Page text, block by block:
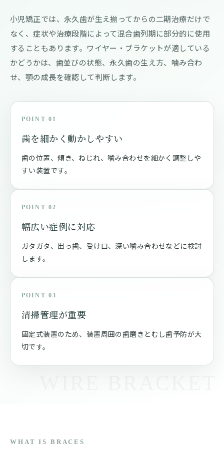
小児矯正では、永久歯が生え揃ってからの二期治療だけで
なく、症状や治療段階によって混合歯列期に部分的に使用
することもあります。ワイヤー・ブラケットが適している
かどうかは、歯並びの状態、永久歯の生え方、噛み合わ
せ、顎の成長を確認して判断します。
POINT 01
歯を細かく動かしやすい
歯の位置、傾き、ねじれ、噛み合わせを細かく調整しや
すい装置です。
POINT 02
幅広い症例に対応
ガタガタ、出っ歯、受け口、深い噛み合わせなどに検討
します。
POINT 03
清掃管理が重要
固定式装置のため、装置周囲の歯磨きとむし歯予防が大
切です。
WHAT IS BRACES